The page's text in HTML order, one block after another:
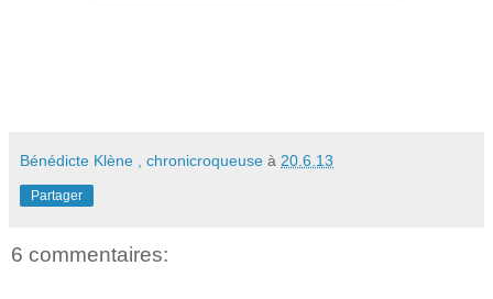
Bénédicte Klène , chronicroqueuse à 20.6.13
Partager
6 commentaires: